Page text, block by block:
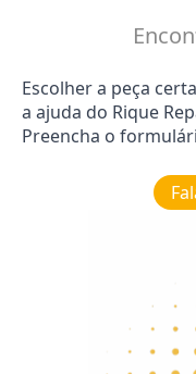
Escolher a peça
a ajuda do Rique
Preencha o